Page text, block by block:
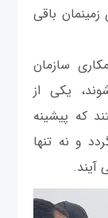
باقی
سازمان
یکی از
که پیشینه
و نه تنها
آیند.